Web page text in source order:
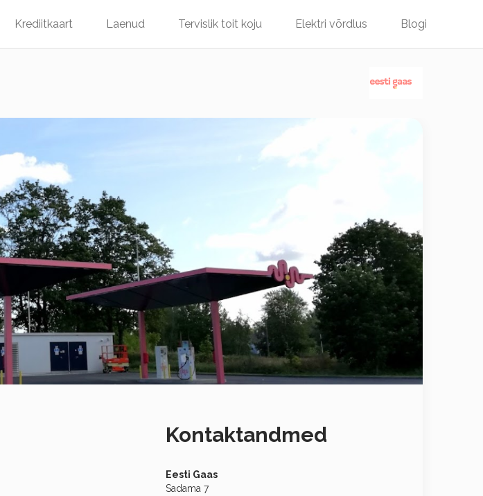
Krediitkaart Laenud Tervislik toit koju Elektri võrdlus Blogi
Kontaktandmed
Eesti Gaas
Sadama 7